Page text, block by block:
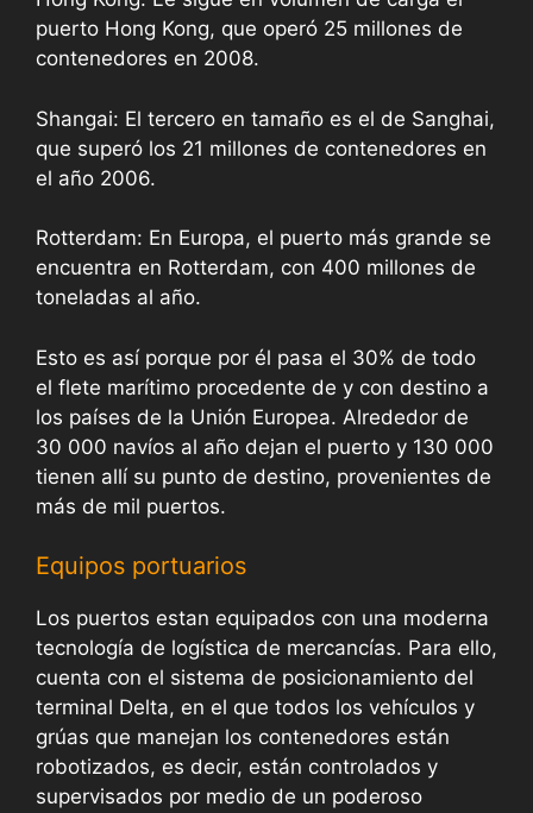
puerto Hong Kong, que operó 25 millones de
contenedores en 2008.
Shangai: El tercero en tamaño es el de Sanghai,
que superó los 21 millones de contenedores en
el año 2006.
Rotterdam: En Europa, el puerto más grande se
encuentra en Rotterdam, con 400 millones de
toneladas al año.
Esto es así porque por él pasa el 30% de todo
el flete marítimo procedente de y con destino a
los países de la Unión Europea. Alrededor de
30 000 navíos al año dejan el puerto y 130 000
tienen allí su punto de destino, provenientes de
más de mil puertos.
Equipos portuarios
Los puertos estan equipados con una moderna
tecnología de logística de mercancías. Para ello,
cuenta con el sistema de posicionamiento del
terminal Delta, en el que todos los vehículos y
grúas que manejan los contenedores están
robotizados, es decir, están controlados y
supervisados por medio de un poderoso